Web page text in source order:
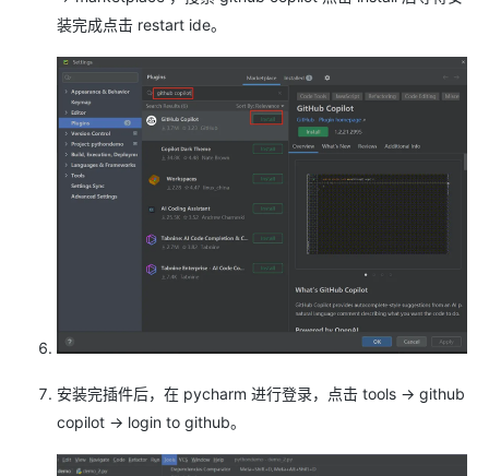
装完成点击 restart ide。
安装完插件后，在 pycharm 进行登录，点击 tools -> github
copilot -> login to github。